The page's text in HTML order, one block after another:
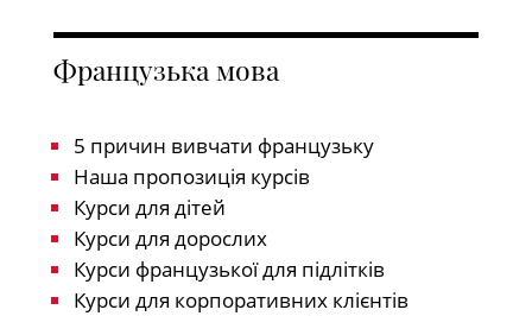
Французька мова
5 причин вивчати французьку
Наша пропозиція курсів
Курси для дітей
Курси для дорослих
Курси французької для підлітків
Курси для корпоративних клієнтів